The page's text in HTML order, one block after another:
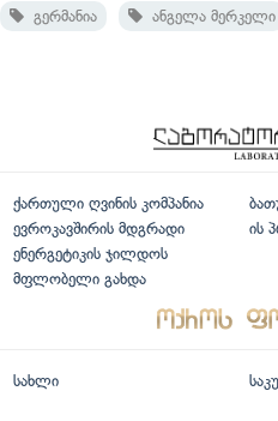
გერმანია ანგელა მერკელი
ქართული ღვინის კომპანია
ევროკავშირის მდგრადი
ენერგეტიკის ჯილდოს
მფლობელი გახდა
ის
სახლი